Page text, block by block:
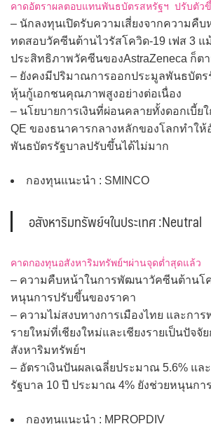
คาดอัตราผลตอบแทนพันธบัตรสหรัฐฯ ปรับตัว
– นักลงทุนเปิดรับความเสี่ยงจากความคืบ
ทดสอบวัคซีนต้านไวรัสโควิด-19 เฟส 3 แ
ประสิทธิภาพวัคซีนของAstraZeneca ก็ต
– ยังคงมีปริมาณการออกประมูลพันธบัตร
หุ้นกู้เอกชนคุณภาพสูงอย่างต่อเนื่อง
– นโยบายการเงินที่ผ่อนคลายทั้งดอกเบี้ย
QE ของธนาคารกลางหลักของโลกทำใ
พันธบัตรรัฐบาลปรับขึ้นได้ไม่มาก
กองทุนแนะนำ : SMINCO
อสังหาริมทรัพย์ฯในประเทศ :Neutral
คาดกองทุนอสังหาริมทรัพย์ฯผ่านจุดต่ำสุดแล้ว
– ความคืบหน้าในการพัฒนาวัคซีนต้านโค
หนุนการปรับขึ้นของราคา
– ความไม่สงบทางการเมืองไทย และกา
รายใหม่ที่เชียงใหม่และเชียงรายเป็นปัจจั
สังหาริมทรัพย์ฯ
– อัตราเงินปันผลเฉลี่ยประมาณ 5.6% แล
รัฐบาล 10 ปี ประมาณ 4% ยังช่วยหนุนกา
กองทุนแนะนำ : MPROPDIV